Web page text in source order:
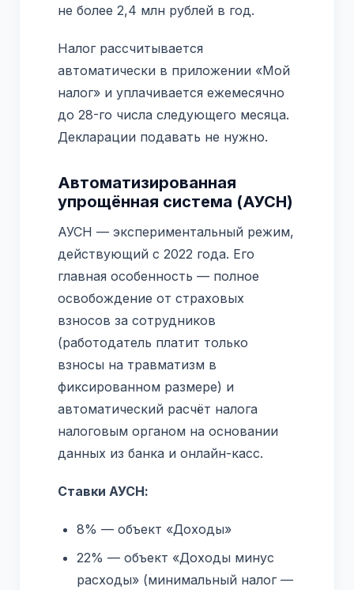
не более 2,4 млн рублей в год.
Налог рассчитывается
автоматически в приложении «Мой
налог» и уплачивается ежемесячно
до 28-го числа следующего месяца.
Декларации подавать не нужно.
Автоматизированная
упрощённая система (АУСН)
АУСН — экспериментальный режим,
действующий с 2022 года. Его
главная особенность — полное
освобождение от страховых
взносов за сотрудников
(работодатель платит только
взносы на травматизм в
фиксированном размере) и
автоматический расчёт налога
налоговым органом на основании
данных из банка и онлайн-касс.
Ставки АУСН:
8% — объект «Доходы»
22% — объект «Доходы минус
расходы» (минимальный налог —